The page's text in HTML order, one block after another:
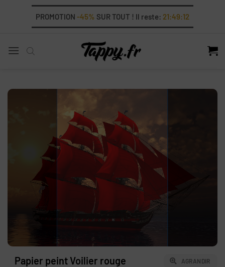
PROMOTION -45% SUR TOUT ! Il reste: 21:49:12
Papier peint Voilier rouge AGRANDIR